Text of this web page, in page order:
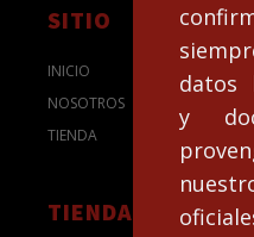
datos
y
SITIO
INICIO
NOSOTROS
TIENDA
TIENDA